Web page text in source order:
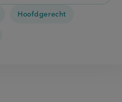
Hoofdgerecht